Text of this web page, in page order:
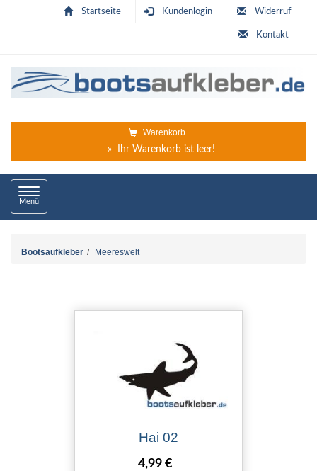
Startseite Kundenlogin Widerruf
Kontakt
Warenkorb
» Ihr Warenkorb ist leer!
Toggle
navigation
Menü
Bootsaufkleber Meereswelt
Hai 02
4,99 €